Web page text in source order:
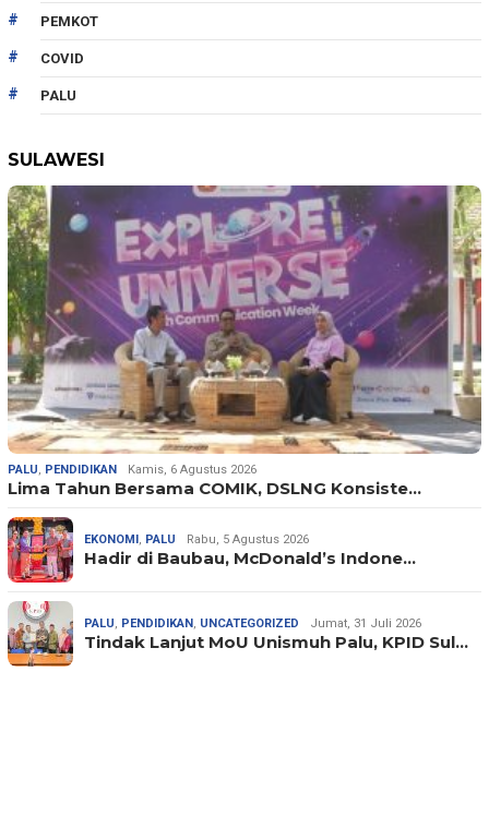
PEMKOT
COVID
PALU
SULAWESI
PALU, PENDIDIKAN Kamis, 6 Agustus 2026
Lima Tahun Bersama COMIK, DSLNG Konsiste…
EKONOMI, PALU Rabu, 5 Agustus 2026
Hadir di Baubau, McDonald’s Indone…
PALU, PENDIDIKAN, UNCATEGORIZED Jumat, 31 Juli 2026
Tindak Lanjut MoU Unismuh Palu, KPID Sul…